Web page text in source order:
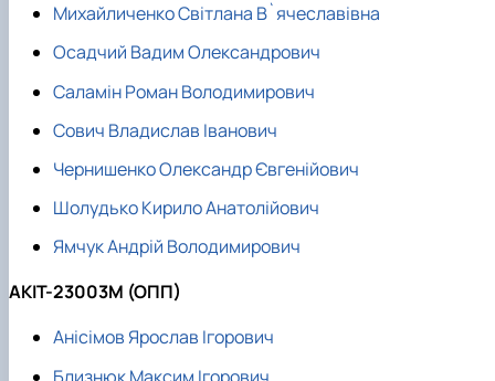
Михайличенко Світлана В`ячеславівна
Осадчий Вадим Олександрович
Саламін Роман Володимирович
Сович Владислав Іванович
Чернишенко Олександр Євгенійович
Шолудько Кирило Анатолійович
Ямчук Андрій Володимирович
АКІТ-23003М (ОПП)
Анісімов Ярослав Ігорович
Близнюк Максим Ігорович